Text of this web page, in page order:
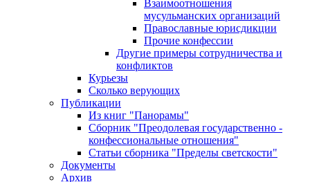
Взаимоотношения
мусульманских организаций
Православные юрисдикции
Прочие конфессии
Другие примеры сотрудничества и
конфликтов
Курьезы
Сколько верующих
Публикации
Из книг "Панорамы"
Сборник "Преодолевая государственно -
конфессиональные отношения"
Статьи сборника "Пределы светскости"
Документы
Архив